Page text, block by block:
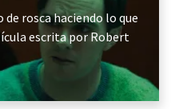
de rosca haciendo lo que
escrita por Robert